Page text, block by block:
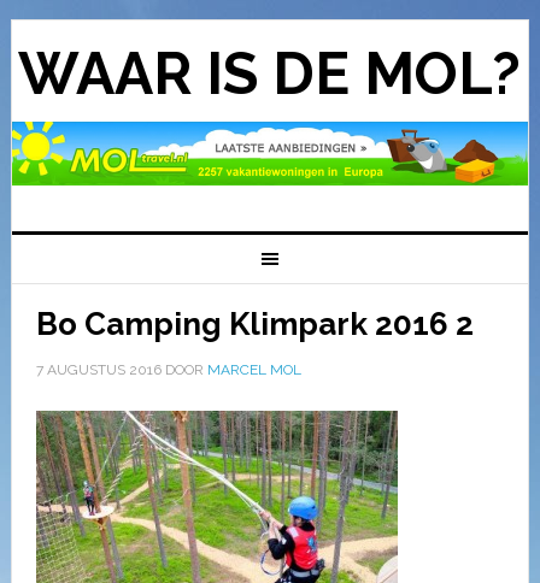
WAAR IS DE MOL?
Bo Camping Klimpark 2016 2
7 AUGUSTUS 2016DOOR MARCEL MOL